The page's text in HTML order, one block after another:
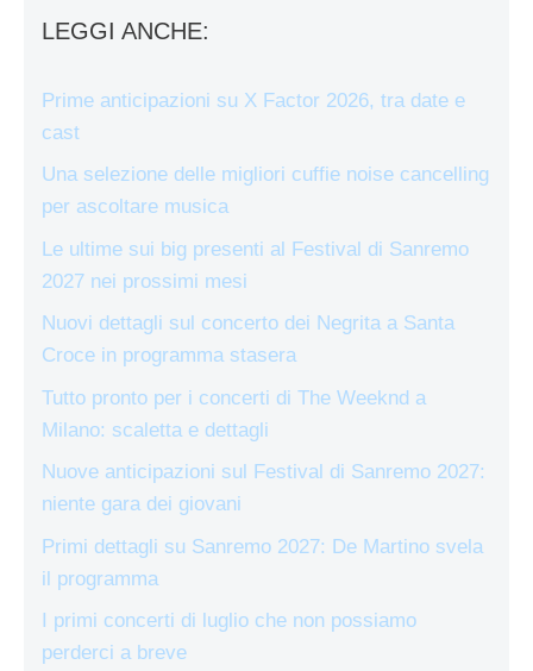
LEGGI ANCHE:
Prime anticipazioni su X Factor 2026, tra date e
cast
Una selezione delle migliori cuffie noise cancelling
per ascoltare musica
Le ultime sui big presenti al Festival di Sanremo
2027 nei prossimi mesi
Nuovi dettagli sul concerto dei Negrita a Santa
Croce in programma stasera
Tutto pronto per i concerti di The Weeknd a
Milano: scaletta e dettagli
Nuove anticipazioni sul Festival di Sanremo 2027:
niente gara dei giovani
Primi dettagli su Sanremo 2027: De Martino svela
il programma
I primi concerti di luglio che non possiamo
perderci a breve